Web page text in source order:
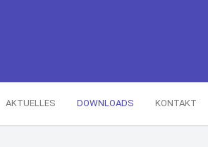
AKTUELLES DOWNLOADS KONTAKT